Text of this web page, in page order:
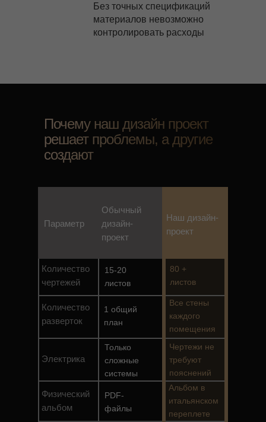
Без точных спецификаций
материалов невозможно
контролировать расходы
Почему наш дизайн проект
решает проблемы, а другие
создают
Наш дизайн-
проект
Физический
альбом
Электрика
Количество
разверток
Количество
чертежей
80 +
листов
Все стены
каждого
помещения
Чертежи не
требуют
пояснений
Альбом в
итальянском
переплете
15-20
листов
Только
сложные
системы
1 общий
план
PDF-
файлы
Обычный
дизайн-
проект
Параметр